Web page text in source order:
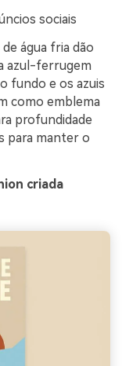
sociais
água fria dão
azul-ferrugem
fundo e os azuis
como emblema
profundidade
para manter o
criada